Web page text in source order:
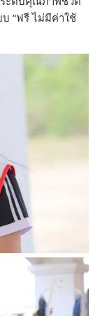
“ฟรี ไม่มีค่าใช้